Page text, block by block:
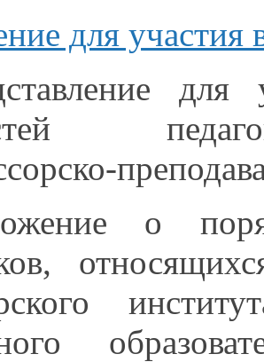
для участия
для
о